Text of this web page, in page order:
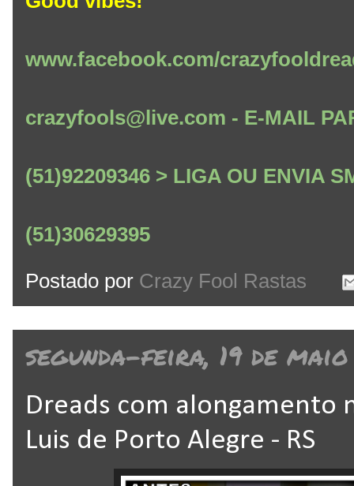
www.facebook.com/
crazyfools@live.com - E-MAIL
(51)92209346 > LIGA OU ENVIA
(51)30629395
Postado por Crazy Fool Rastas
segunda-feira, 19 de
Dreads com alongamento
Luis de Porto Alegre - RS